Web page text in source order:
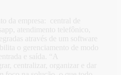
da empresa: central de
atendimento telefônico,
através de um software
o gerenciamento de modo
e saída. “A
centralizar, organizar e dar